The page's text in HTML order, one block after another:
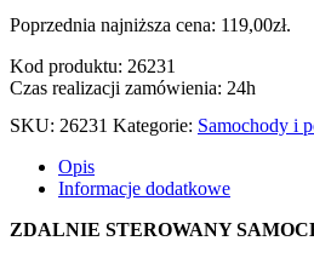
Poprzednia najniższa cena: 119,00zł.
Kod produktu: 26231
Czas realizacji zamówienia: 24h
SKU: 26231 Kategorie: Samochody i
Opis
Informacje dodatkowe
ZDALNIE STEROWANY